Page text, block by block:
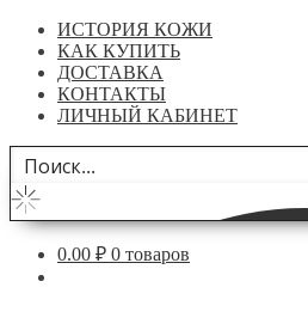
ИСТОРИЯ КОЖИ
КАК КУПИТЬ
ДОСТАВКА
КОНТАКТЫ
ЛИЧНЫЙ КАБИНЕТ
0.00 ₽ 0 товаров